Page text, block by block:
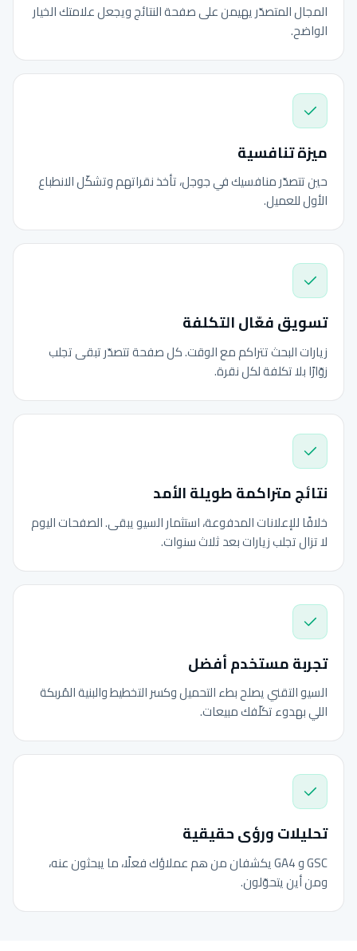
المجال المتصدّر يهيمن على صفحة النتائج ويجعل علامتك الخيار
الواضح.
ميزة تنافسية
حين تتصدّر منافسيك في جوجل، تأخذ نقراتهم وتشكّل الانطباع
الأول للعميل.
تسويق فعّال التكلفة
زيارات البحث تتراكم مع الوقت. كل صفحة تتصدّر تبقى تجلب
زوّارًا بلا تكلفة لكل نقرة.
نتائج متراكمة طويلة الأمد
خلافًا للإعلانات المدفوعة، استثمار السيو يبقى. الصفحات اليوم
لا تزال تجلب زيارات بعد ثلاث سنوات.
تجربة مستخدم أفضل
السيو التقني يصلح بطء التحميل وكسر التخطيط والبنية المُربكة
اللي بهدوء تكلّفك مبيعات.
تحليلات ورؤى حقيقية
GSC و GA4 يكشفان من هم عملاؤك فعلًا، ما يبحثون عنه،
ومن أين يتحوّلون.